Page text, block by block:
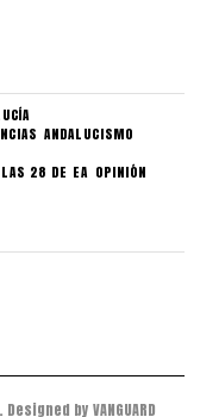
ANDALUCISMO
LAS 28 DE EA OPINIÓN
by VANGUARD